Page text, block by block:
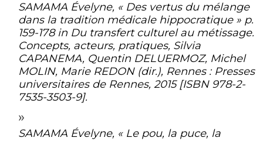
SAMAMA Évelyne, « Des vertus du mélange
dans la tradition médicale hippocratique » p.
159-178 in Du transfert culturel au métissage.
Concepts, acteurs, pratiques, Silvia
CAPANEMA, Quentin DELUERMOZ, Michel
MOLIN, Marie REDON (dir.), Rennes : Presses
universitaires de Rennes, 2015 [ISBN 978-2-
7535-3503-9].
SAMAMA Évelyne, « Le pou, la puce, la